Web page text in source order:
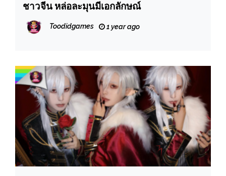
ชาวจีน หล่อละมุนมีเอกลักษณ์
Toodidgames 1 year ago